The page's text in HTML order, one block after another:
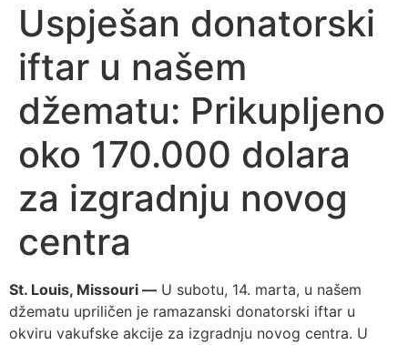
Uspješan donatorski
iftar u našem
džematu: Prikupljeno
oko 170.000 dolara
za izgradnju novog
centra
St. Louis, Missouri — U subotu, 14. marta, u našem
džematu upriličen je ramazanski donatorski iftar u
okviru vakufske akcije za izgradnju novog centra. U